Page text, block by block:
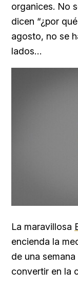
organices. No
dicen “¿por
agosto, no se
lados…
La maravillosa
encienda la
de una
convertir en la